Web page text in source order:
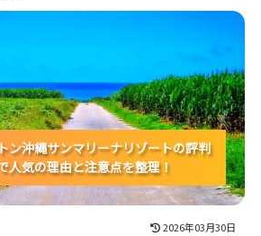
トン沖縄サンマリーナリゾートの
旅行で人気の理由と注意点を整
ン沖縄サンマリーナリゾートの評判
人気の理由と注意点を整理！
ン沖縄サンマリーナリゾートの評判
人気の理由と注意点を整理！
ン沖縄サンマリーナリゾートの評判
人気の理由と注意点を整理！
2026年03月30日